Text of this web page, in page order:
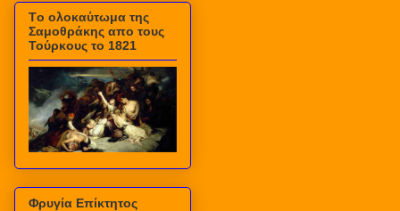
Τo ολοκαύτωμα της
Σαμοθράκης απο τους
Τούρκους το 1821
Φρυγία Επίκτητος